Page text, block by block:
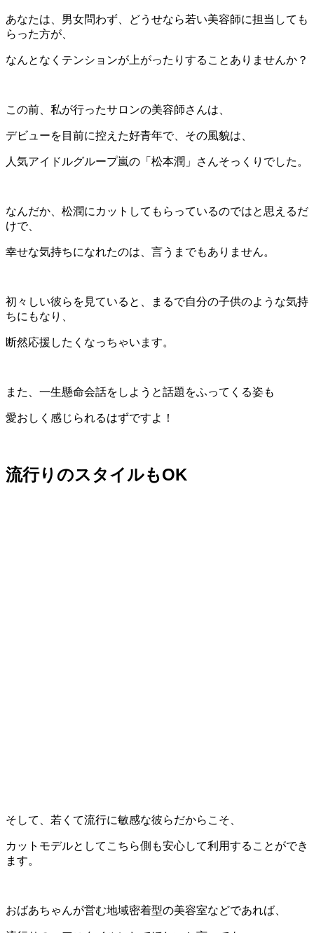
あなたは、男女問わず、どうせなら若い美容師に担当しても
らった方が、
なんとなくテンションが上がったりすることありませんか？
この前、私が行ったサロンの美容師さんは、
デビューを目前に控えた好青年で、その風貌は、
人気アイドルグループ嵐の「松本潤」さんそっくりでした。
なんだか、松潤にカットしてもらっているのではと思えるだ
けで、
幸せな気持ちになれたのは、言うまでもありません。
初々しい彼らを見ていると、まるで自分の子供のような気持
ちにもなり、
断然応援したくなっちゃいます。
また、一生懸命会話をしようと話題をふってくる姿も
愛おしく感じられるはずですよ！
流行りのスタイルもOK
そして、若くて流行に敏感な彼らだからこそ、
カットモデルとしてこちら側も安心して利用することができ
ます。
おばあちゃんが営む地域密着型の美容室などであれば、